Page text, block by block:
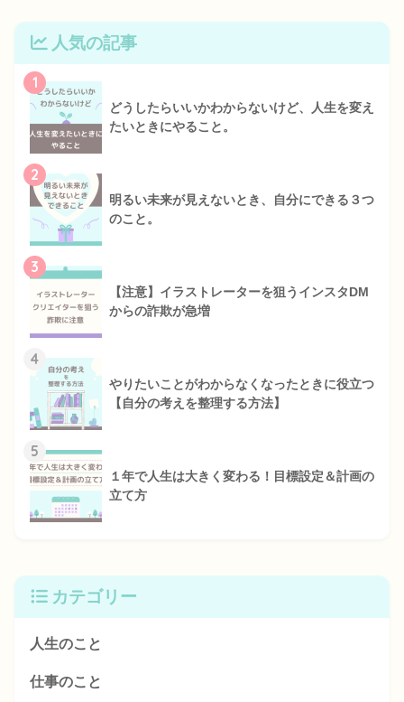
人気の記事
1
どうしたらいいかわからないけど、人生を変え
たいときにやること。
2
明るい未来が見えないとき、自分にできる３つ
のこと。
3
【注意】イラストレーターを狙うインスタDM
からの詐欺が急増
4
やりたいことがわからなくなったときに役立つ
【自分の考えを整理する方法】
5
１年で人生は大きく変わる！目標設定＆計画の
立て方
カテゴリー
人生のこと
仕事のこと